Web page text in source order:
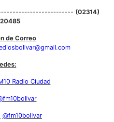
(02314)
de Correo
Radio Ciudad
@fm10bolivar